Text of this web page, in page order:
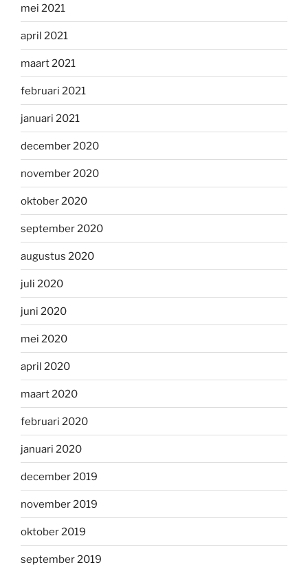
mei 2021
april 2021
maart 2021
februari 2021
januari 2021
december 2020
november 2020
oktober 2020
september 2020
augustus 2020
juli 2020
juni 2020
mei 2020
april 2020
maart 2020
februari 2020
januari 2020
december 2019
november 2019
oktober 2019
september 2019